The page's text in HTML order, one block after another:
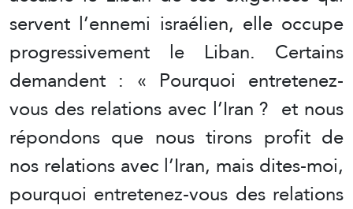
servent l’ennemi israélien, elle occupe
progressivement le Liban. Certains
demandent : « Pourquoi entretenez-
vous des relations avec l’Iran ? et nous
répondons que nous tirons profit de
nos relations avec l’Iran, mais dites-moi,
pourquoi entretenez-vous des relations